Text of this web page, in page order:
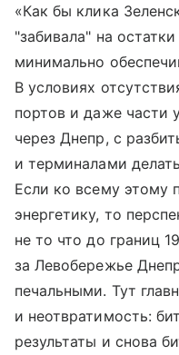
«Как бы клика
"забивала" на
минимально
В условиях
портов и даже части
через Днепр, с
и терминалами
Если ко всему этому
энергетику, то
не то что до границ
за Левобережье
печальными. Тут
и неотвратимость:
результаты и снова